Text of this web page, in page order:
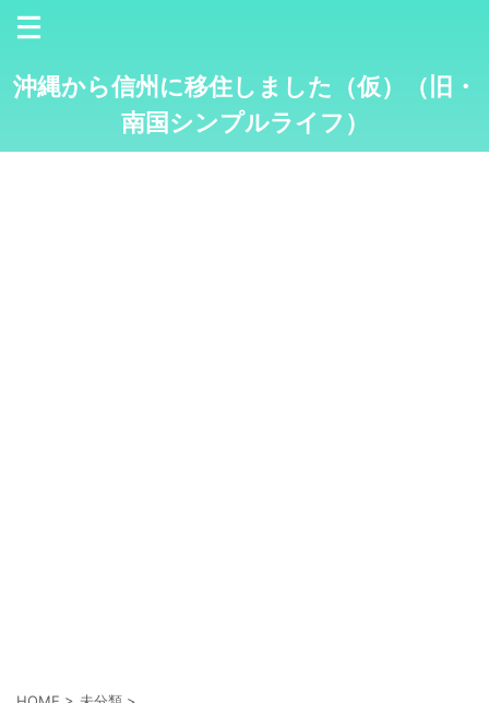
沖縄から信州に移住しました（仮）（旧・
南国シンプルライフ）